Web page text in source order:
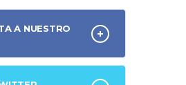
A NUESTRO